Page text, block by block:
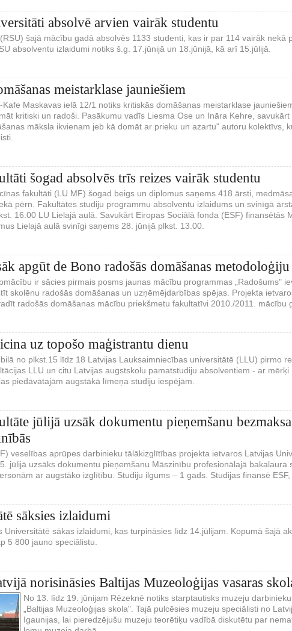
absolvē arvien vairāk studentu
šajā mācību gadā absolvēs 1133 studenti, kas ir par 114 vairāk nekā
absolventu izlaidumi notiks š.g. 17.jūnijā un 18.jūnijā, kā arī 15.jūlijā.
meistarklase jauniešiem
Maskavas ielā 12/1 notiks kritiskās domāšanas meistarklase
kritiski un radoši. Pasākumu vadīs Liesma Ose un Ināra Kehre,
māksla ikvienam jeb kā domāt ar prieku un azartu" autoru kolektīvs,
šogad absolvēs trīs reizes vairāk studentu
fakultāti (LU MF) šogad beigs un diplomus saņems 418 ārsti,
pērn. Fakultātes studiju programmu absolventu izlaidums un svinīgā
16.00 LU Lielajā aulā. Savukārt Eiropas Sociālā fonda (ESF) finansētās
Lielajā aulā svinīgi saņems 28. jūnijā plkst. 13.00.
apgūt de Bono radošās domāšanas metodoloģiju
ir sācies pirmais posms jaunas mācību programmas „Radošums"
skolēnu radošās domāšanas un uzņēmējdarbības spējas. Projekta
radošās domāšanas mācību priekšmetu fakultatīvi 2010./2011. mācību
uz topošo maģistrantu dienu
no plkst.15 līdz 18 Latvijas Lauksaimniecības universitātē (LLU) pirmo
LLU un citu Latvijas augstskolu pamatstudiju absolventiem - ar
piedāvātajām augstākā līmeņa studiju iespējām.
jūlijā uzsāk dokumentu pieņemšanu
veselības aprūpes darbinieku tālākizglītības projekta ietvaros Latvijas
jūlijā uzsāks dokumentu pieņemšanu Māszinību profesionālajā bakalaura
ar augstāko izglītību. Studiju ilgums – 1 gads. Studijas finansē ESF,
sāksies izlaidumi
Universitātē sākas izlaidumi, kas turpināsies līdz 14.jūlijam. Kopumā šajā
5 800 jauno speciālistu.
norisināsies Baltijas Muzeoloģijas vasaras
No 13. līdz 19. jūnijam Rēzeknē notiks starptautisks muzeju
„Baltijas Muzeoloģijas skola". Tajā pulcēsies muzeju speciālisti no
Igaunijas, lai pieredzējušu muzeju teorētiķu vadībā diskutētu par